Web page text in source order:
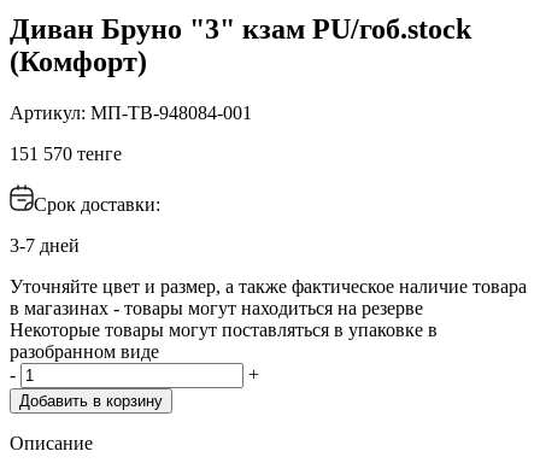
Диван Бруно "3" кзам PU/гоб.stock
(Комфорт)
Артикул: МП-ТВ-948084-001
151 570 тенге
Срок доставки:
3-7 дней
Уточняйте цвет и размер, а также фактическое наличие товара
в магазинах - товары могут находиться на резерве
Некоторые товары могут поставляться в упаковке в
разобранном виде
-
+
Добавить в корзину
Описание